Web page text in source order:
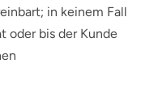
in keinem Fall
oder bis der Kunde